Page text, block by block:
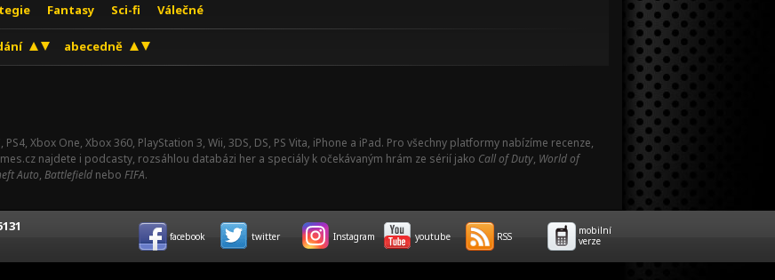
Fantasy Sci-fi Válečné
abecedně
PS4, Xbox One, Xbox 360, PlayStation 3, Wii, 3DS, DS, PS Vita, iPhone a iPad. Pro všechny platformy nabízíme recenze,
najdete i podcasty, rozsáhlou databázi her a speciály k očekávaným hrám ze sérií jako Call of Duty, World of
Auto, Battlefield nebo FIFA.
facebook twitter Instagram youtube RSS
mobilní
verze